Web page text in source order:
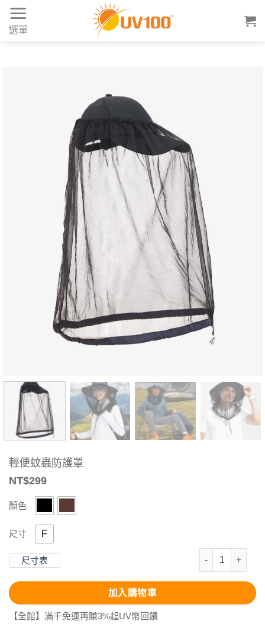
Skip
content
選單
輕便蚊蟲防護罩
NT$299
顏色
尺寸 F
尺寸表
輕便蚊蟲防護
加入購物車
【全館】滿千免運再賺3%起UV幣回饋